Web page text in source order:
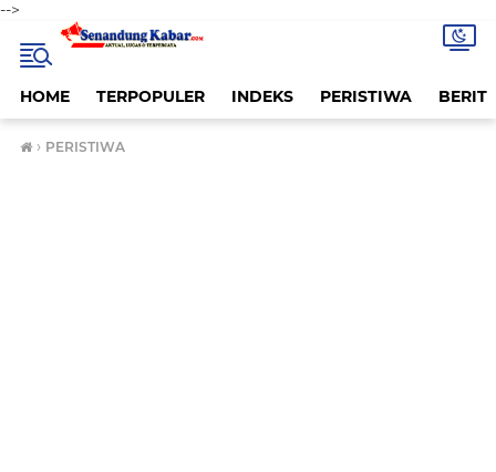
-->
HOME TERPOPULER INDEKS PERISTIWA
› PERISTIWA